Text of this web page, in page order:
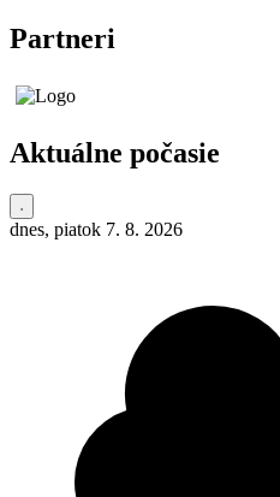
Partneri
Aktuálne počasie
dnes, piatok 7. 8. 2026